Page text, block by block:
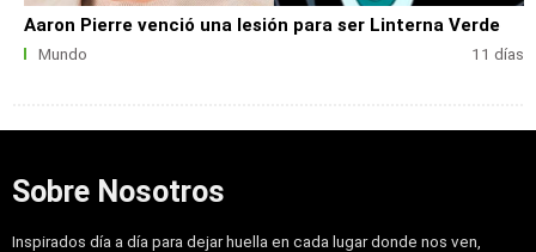
Aaron Pierre venció una lesión para ser Linterna Verde
Mundo 11 días
Sobre Nosotros
Inspirados día a día para dejar huella en cada lugar donde nos ven,